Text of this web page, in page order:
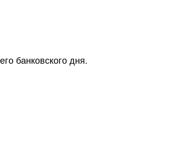
банковского дня.